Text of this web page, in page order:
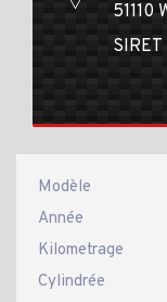
51110
Modèle
Année
Kilometrage
Cylindrée